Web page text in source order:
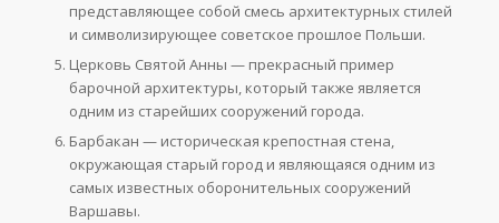
представляющее собой смесь архитектурных стилей
и символизирующее советское прошлое Польши.
Церковь Святой Анны — прекрасный пример
барочной архитектуры, который также является
одним из старейших сооружений города.
Барбакан — историческая крепостная стена,
окружающая старый город и являющаяся одним из
самых известных оборонительных сооружений
Варшавы.